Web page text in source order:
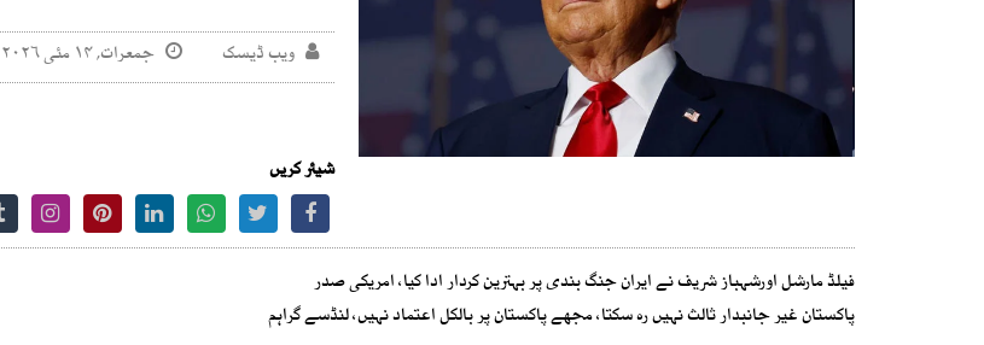
ویب ڈیسک جمعرات, ۱۴ مئی ۲۰۲۶
شیئر کریں
فیلڈ مارشل اورشہباز شریف نے ایران جنگ بندی پر بہترین کردار ادا کیا، امریکی صدر
پاکستان غیر جانبدار ثالث نہیں رہ سکتا، مجھے پاکستان پر بالکل اعتماد نہیں، لنڈسے گراہم